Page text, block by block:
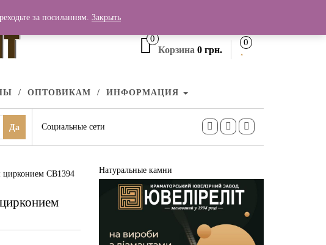
0
Корзина 0 грн.
0
ОПТОВИКАМ ИНФОРМАЦИЯ
Да Социальные сети
цирконием СВ1394 Натуральные камни
за посиланням. Закрыть